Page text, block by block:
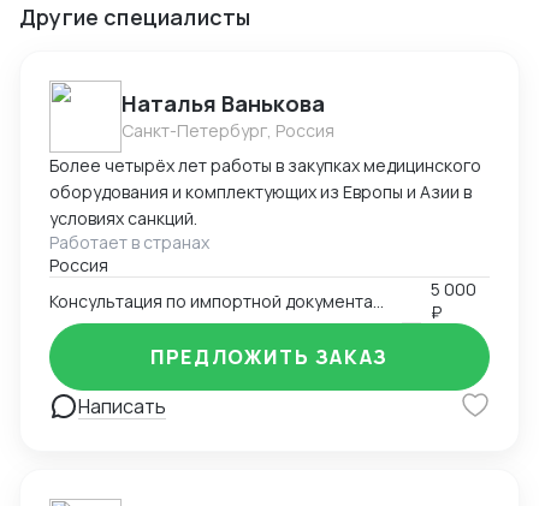
Другие специалисты
Наталья Ванькова
Санкт-Петербург, Россия
Более четырёх лет работы в закупках медицинского
оборудования и комплектующих из Европы и Азии в
условиях санкций.
Работает в странах
Россия
5 000
₽
Написать
ПРЕДЛОЖИТЬ ЗАКАЗ